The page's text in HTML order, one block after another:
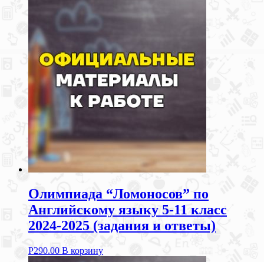
Олимпиада “Ломоносов” по
Английскому языку 5-11 класс
2024-2025 (задания и ответы)
Р290.00 В корзину